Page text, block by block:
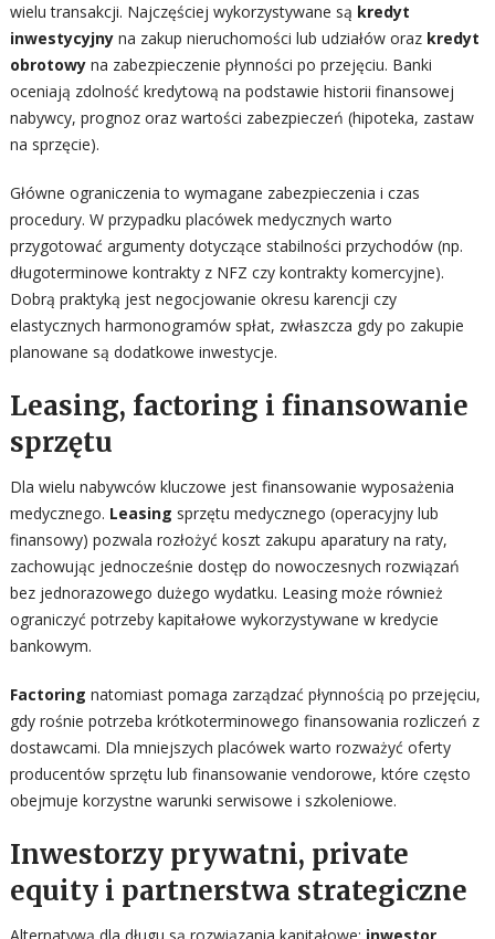
wielu transakcji. Najczęściej wykorzystywane są kredyt
inwestycyjnyna zakup nieruchomości lub udziałów oraz kredyt
obrotowyna zabezpieczenie płynności po przejęciu. Banki
oceniają zdolność kredytową na podstawie historii finansowej
nabywcy, prognoz oraz wartości zabezpieczeń (hipoteka, zastaw
na sprzęcie).
Główne ograniczenia to wymagane zabezpieczenia i czas
procedury. W przypadku placówek medycznych warto
przygotować argumenty dotyczące stabilności przychodów (np.
długoterminowe kontrakty z NFZ czy kontrakty komercyjne).
Dobrą praktyką jest negocjowanie okresu karencji czy
elastycznych harmonogramów spłat, zwłaszcza gdy po zakupie
planowane są dodatkowe inwestycje.
Leasing, factoring i finansowanie
sprzętu
Dla wielu nabywców kluczowe jest finansowanie wyposażenia
medycznego. Leasing sprzętu medycznego (operacyjny lub
finansowy) pozwala rozłożyć koszt zakupu aparatury na raty,
zachowując jednocześnie dostęp do nowoczesnych rozwiązań
bez jednorazowego dużego wydatku. Leasing może również
ograniczyć potrzeby kapitałowe wykorzystywane w kredycie
bankowym.
Factoring natomiast pomaga zarządzać płynnością po przejęciu,
gdy rośnie potrzeba krótkoterminowego finansowania rozliczeń z
dostawcami. Dla mniejszych placówek warto rozważyć oferty
producentów sprzętu lub finansowanie vendorowe, które często
obejmuje korzystne warunki serwisowe i szkoleniowe.
Inwestorzy prywatni, private
equity i partnerstwa strategiczne